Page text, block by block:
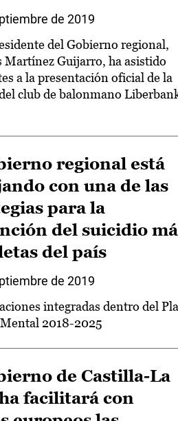
de 2019
del Gobierno regional,
Martínez Guijarro, ha asistido
a la presentación oficial de la
club de balonmano
regional está
con una de las
para la
del suicidio
del país
de 2019
integradas dentro del
2018-2025
de Castilla-La
facilitará con